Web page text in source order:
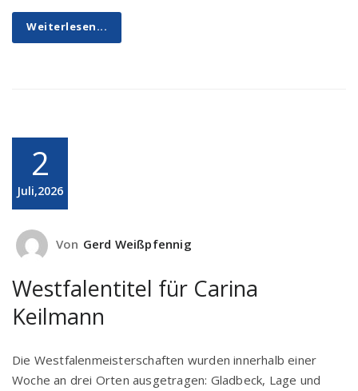
Weiterlesen...
2
Juli,2026
Von Gerd Weißpfennig
Westfalentitel für Carina
Keilmann
Die Westfalenmeisterschaften wurden innerhalb einer
Woche an drei Orten ausgetragen: Gladbeck, Lage und